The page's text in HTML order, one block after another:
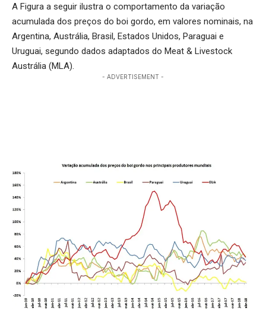
A Figura a seguir ilustra o comportamento da variação
acumulada dos preços do boi gordo, em valores nominais, na
Argentina, Austrália, Brasil, Estados Unidos, Paraguai e
Uruguai, segundo dados adaptados do Meat & Livestock
Austrália (MLA).
- ADVERTISEMENT -